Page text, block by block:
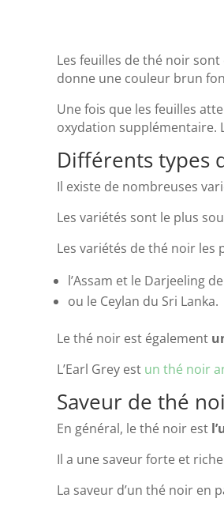
Les feuilles de thé noir
donne une couleur brun
Une fois que les feuilles
oxydation supplémentaire.
Différents types
Il existe de nombreuses
Les variétés sont le plus
Les variétés de thé noir les
l’Assam et le Darjeeling
ou le Ceylan du Sri Lanka.
Le thé noir est également
L’Earl Grey est un thé noir
Saveur de thé
En général, le thé noir est
Il a une saveur forte et
La saveur d’un thé noir en